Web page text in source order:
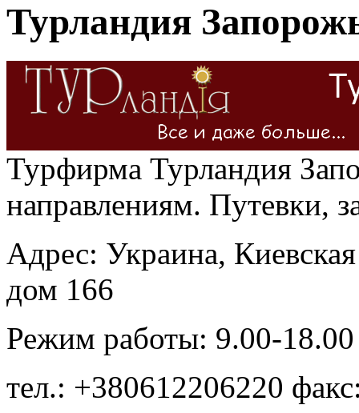
Турландия
Турфирма Турландия
направлениям. Путевки,
Адрес: Украина,
дом 166
Режим работы: 9.00-18.00
тел.: +380612206220